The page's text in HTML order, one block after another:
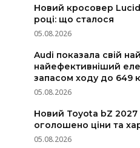
Новий кросовер
році: що сталося
05.08.2026
Audi показала свій
найефективніший
запасом ходу до 649
05.08.2026
Новий Toyota bZ 2027
оголошено ціни та
05.08.2026